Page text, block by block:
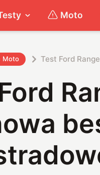
Moto
Moto Test Ford